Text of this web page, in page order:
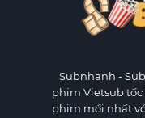
Subnhanh -
phim Vietsub tốc
phim mới nhất